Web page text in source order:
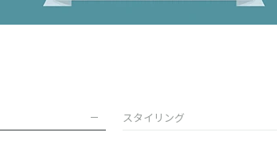
スタイリング